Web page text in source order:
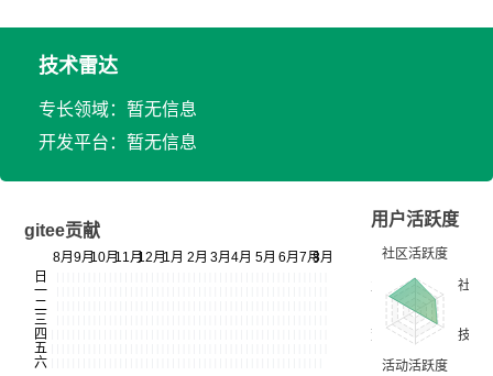
技术雷达
专长领域：暂无信息
开发平台：暂无信息
gitee贡献
用户活跃度